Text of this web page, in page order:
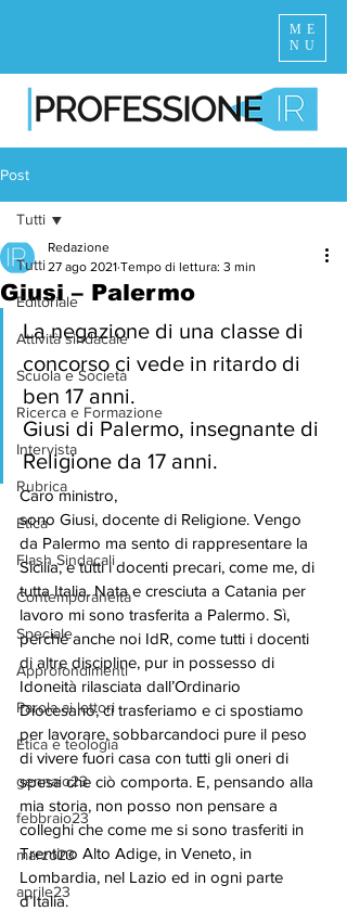
ME
NU
Post
Tutti
Editoriale
Attività sindacale
Scuola e Società
Ricerca e Formazione
Intervista
Rubrica
Etica
Flash Sindacali
Contemporaneità
Speciale
Approfondimenti
Parola ai lettori
Etica e teologia
gennaio23
febbraio23
marzo23
aprile23
Tutti
Giusi – Palermo
Redazione
27 ago 2021 Tempo di lettura: 3 min
La negazione di una classe di
concorso ci vede in ritardo di
ben 17 anni.
Giusi di Palermo, insegnante di
Religione da 17 anni.
Caro ministro,
sono Giusi, docente di Religione. Vengo
da Palermo ma sento di rappresentare la
Sicilia, e tutti i docenti precari, come me, di
tutta Italia. Nata e cresciuta a Catania per
lavoro mi sono trasferita a Palermo. Sì,
perché anche noi IdR, come tutti i docenti
di altre discipline, pur in possesso di
Idoneità rilasciata dall’Ordinario
Diocesano, ci trasferiamo e ci spostiamo
per lavorare, sobbarcandoci pure il peso
di vivere fuori casa con tutti gli oneri di
spesa che ciò comporta. E, pensando alla
mia storia, non posso non pensare a
colleghi che come me si sono trasferiti in
Trentino Alto Adige, in Veneto, in
Lombardia, nel Lazio ed in ogni parte
d’Italia.